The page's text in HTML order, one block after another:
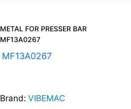
METAL FOR PRESSER BAR
MF13A0267
MF13A0267
Brand: VIBEMAC